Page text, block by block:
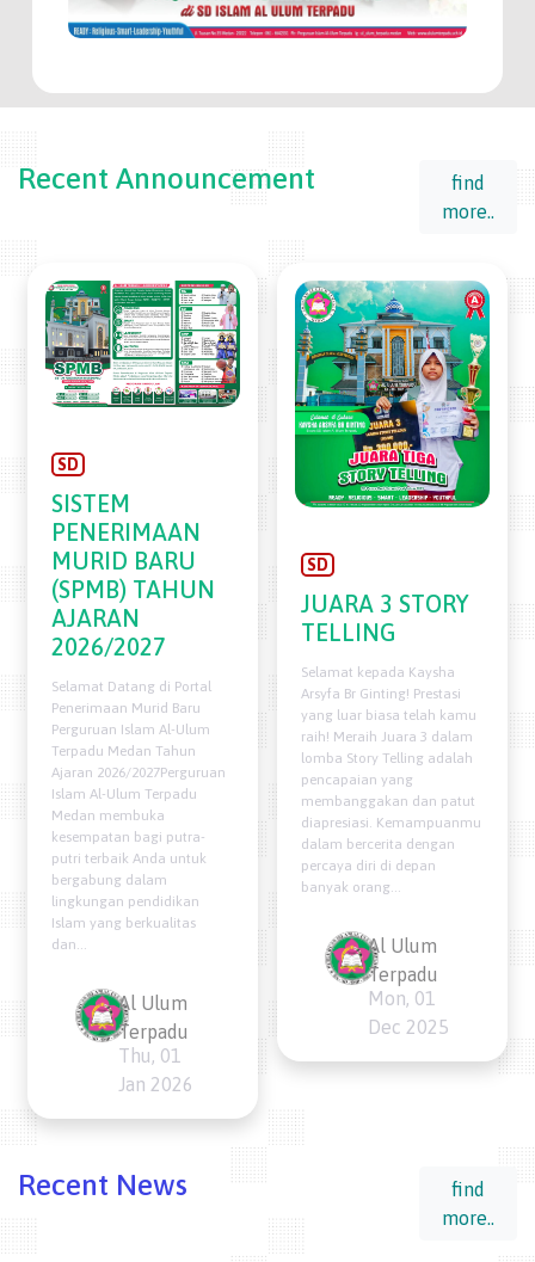
Recent Announcement
find
more..
SD
SISTEM
PENERIMAAN
MURID BARU
(SPMB) TAHUN
AJARAN
2026/2027
Selamat Datang di Portal
Penerimaan Murid Baru
Perguruan Islam Al-Ulum
Terpadu Medan Tahun
Ajaran 2026/2027Perguruan
Islam Al-Ulum Terpadu
Medan membuka
kesempatan bagi putra-
putri terbaik Anda untuk
bergabung dalam
lingkungan pendidikan
Islam yang berkualitas
dan...
Al Ulum
Terpadu
Thu, 01
Jan 2026
SD
JUARA 3 STORY
TELLING
Selamat kepada Kaysha
Arsyfa Br Ginting! Prestasi
yang luar biasa telah kamu
raih! Meraih Juara 3 dalam
lomba Story Telling adalah
pencapaian yang
membanggakan dan patut
diapresiasi. Kemampuanmu
dalam bercerita dengan
percaya diri di depan
banyak orang...
Al Ulum
Terpadu
Mon, 01
Dec 2025
Recent News
find
more..